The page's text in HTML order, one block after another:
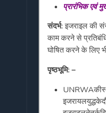
प्रारंभिक एवं
संदर्भ:इजराइल की
काम करने से
घोषित करने के लिए
पृष्ठभूमि: –